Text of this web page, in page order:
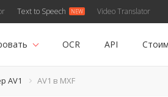
Text to Speech Video Translator
OCR API
AV1 AV1 в MXF